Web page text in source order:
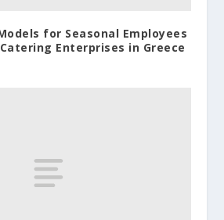
for Seasonal Employees
Enterprises in Greece